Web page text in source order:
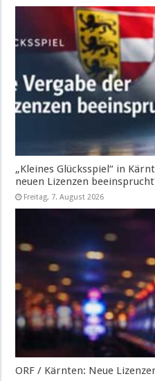
„Kleines Glücksspiel“ in
neuen Lizenzen
Freitag, 7. August 2026
ORF / Kärnten: Neue